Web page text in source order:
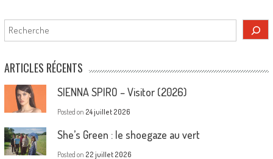
Rechercher
ARTICLES RÉCENTS
SIENNA SPIRO – Visitor (2026)
Posted on 24 juillet 2026
She’s Green : le shoegaze au vert
Posted on 22 juillet 2026